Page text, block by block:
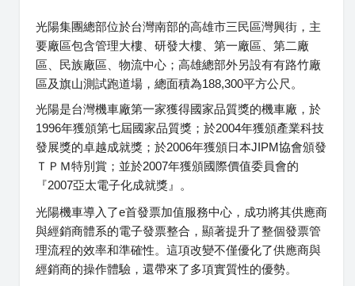
光陽集團總部位於台灣南部的高雄市三民區灣興街，主
要廠區包含管理大樓、研發大樓、第一廠區、第二廠
區、民族廠區、物流中心；高雄總部外另設有有路竹廠
區及旗山測試跑道場，總面積為188,300平方公尺。
光陽是台灣機車廠第一家獲得國家品質獎的機車廠，於
1996年獲頒第七屆國家品質獎；於2004年獲頒產業科技
發展獎的卓越成就獎；於2006年獲頒日本JIPM協會頒發
ＴＰＭ特別賞；並於2007年獲頒國際價值委員會的
『2007亞太電子化成就獎』。
光陽機車導入了e首發票加值服務中心，成功將其供應商
與經銷商體系的電子發票整合，顯著提升了整個發票管
理流程的效率和準確性。這項改變不僅優化了供應商與
經銷商的操作體驗，還帶來了多項實質性的優勢。